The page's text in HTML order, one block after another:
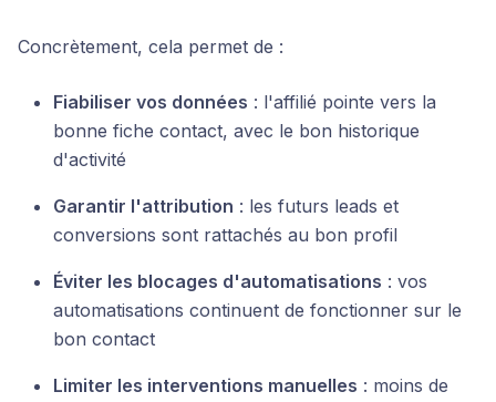
Concrètement, cela permet de :
Fiabiliser vos données : l'affilié pointe vers la
bonne fiche contact, avec le bon historique
d'activité
Garantir l'attribution : les futurs leads et
conversions sont rattachés au bon profil
Éviter les blocages d'automatisations : vos
automatisations continuent de fonctionner sur le
bon contact
Limiter les interventions manuelles : moins de